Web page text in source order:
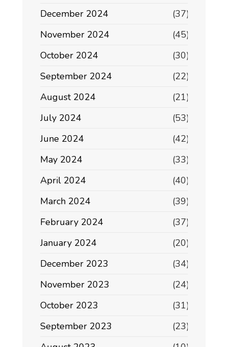
December 2024
(37)
November 2024
(45)
October 2024
(30)
September 2024
(22)
August 2024
(21)
July 2024
(53)
June 2024
(42)
May 2024
(33)
April 2024
(40)
March 2024
(39)
February 2024
(37)
January 2024
(20)
December 2023
(34)
November 2023
(24)
October 2023
(31)
September 2023
(23)